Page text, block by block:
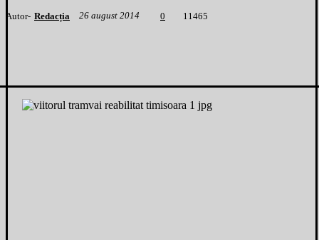
Autor- Redacția 26 august 2014 0 1 1465